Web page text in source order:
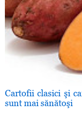
Cartofii clasici şi
sunt mai sănătoşi